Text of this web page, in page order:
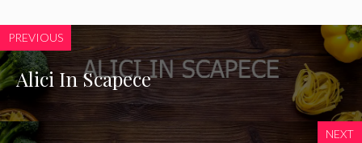
PREVIOUS
Alici In Scapece
NEXT